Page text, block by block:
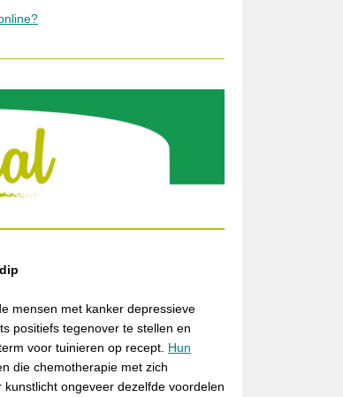
mensen met kanker depressieve
positiefs tegenover te stellen en
voor tuinieren op recept. Hun
die chemotherapie met zich
ongeveer dezelfde voordelen